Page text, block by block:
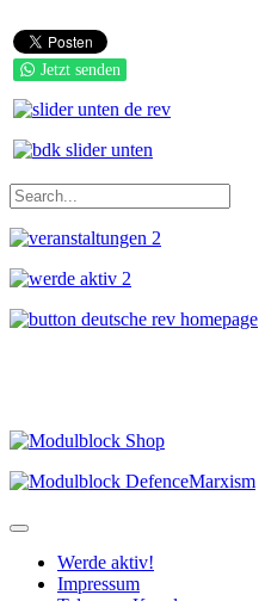
Jetzt senden
Werde aktiv!
Impressum